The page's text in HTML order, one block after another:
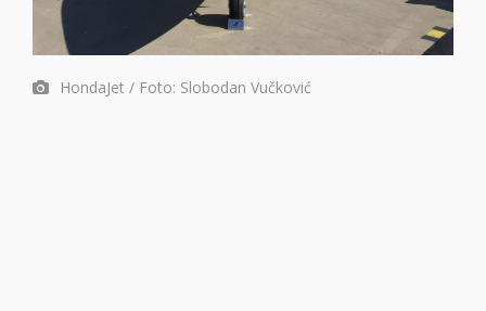
HondaJet / Foto: Slobodan Vučković